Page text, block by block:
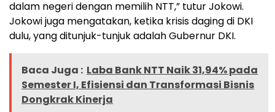
dalam negeri dengan memilih NTT,” tutur Jokowi.
Jokowi juga mengatakan, ketika krisis daging di DKI
dulu, yang ditunjuk-tunjuk adalah Gubernur DKI.
Baca Juga : Laba Bank NTT Naik 31,94% pada
Semester I, Efisiensi dan Transformasi Bisnis
Dongkrak Kinerja